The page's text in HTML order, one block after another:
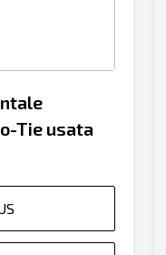
Tie usata